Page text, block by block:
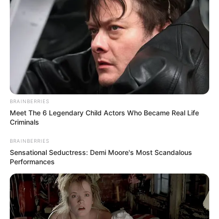
Tu cuerpo no necesita ser comparado ni
corregido. Solo necesita ser escuchado y
valorado.
La verdadera normalidad está en la diversidad.
Y en el caso de la vagina, esa diversidad es
completamente natural, hermosa y funcional.
BRAINBERRIES
Meet The 6 Legendary Child Actors Who Became Real Life
Criminals
BRAINBERRIES
Sensational Seductress: Demi Moore's Most Scandalous
Performances